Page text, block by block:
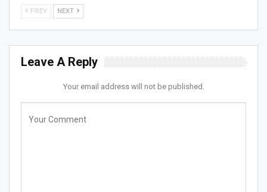
PREV NEXT
Leave A Reply
Your email address will not be published.